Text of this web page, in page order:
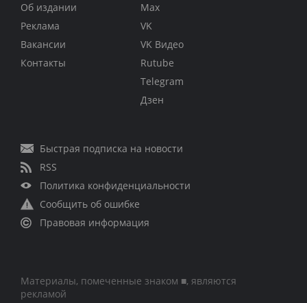
Об издании
Реклама
Вакансии
Контакты
Max
VK
VK Видео
Rutube
Telegram
Дзен
Быстрая подписка на новости
RSS
Политика конфиденциальности
Сообщить об ошибке
Правовая информация
Материалы, помеченные знаком ■, являются
рекламой